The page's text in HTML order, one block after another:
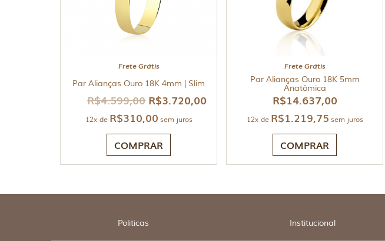
Frete Grátis
Par Alianças Ouro 18K 4mm | Slim
R$4.599,00 R$3.720,00
12x de R$310,00 sem juros
COMPRAR
Frete Grátis
Par Alianças Ouro 18K 5mm
Anatômica
R$14.637,00
12x de R$1.219,75 sem juros
COMPRAR
Politicas Institucional